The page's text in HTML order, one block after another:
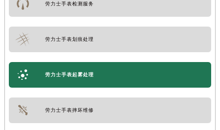
劳力士手表检测服务
劳力士手表划痕处理
劳力士手表起雾处理
劳力士手表摔坏维修